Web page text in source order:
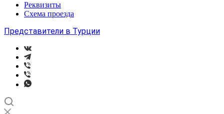
Реквизиты
Схема проезда
Представители в Турции